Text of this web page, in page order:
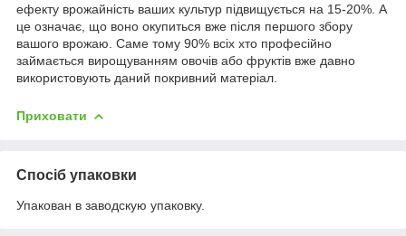
ефекту врожайність ваших культур підвищується на 15-20%. А
це означає, що воно окупиться вже після першого збору
вашого врожаю. Саме тому 90% всіх хто професійно
займається вирощуванням овочів або фруктів вже давно
використовують даний покривний матеріал.
Приховати
Спосіб упаковки
Упакован в заводскую упаковку.